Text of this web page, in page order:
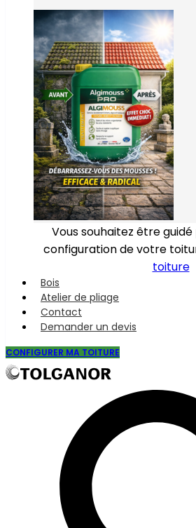
Vous souhaitez être
configuration de votre
toiture
Bois
Atelier de pliage
Contact
Demander un devis
CONFIGURER MA TOITURE